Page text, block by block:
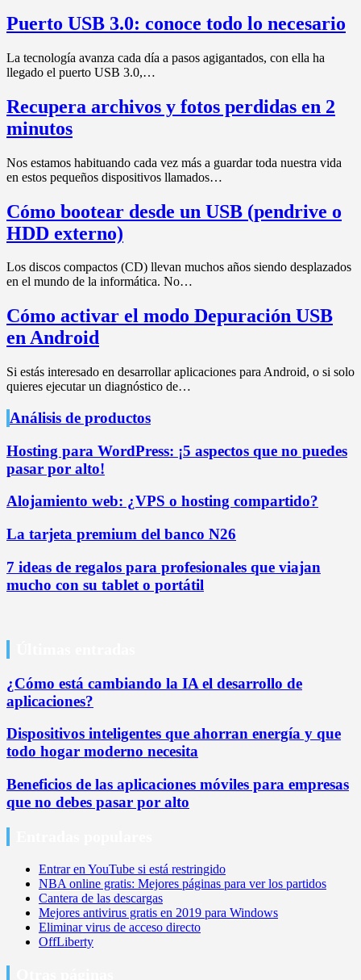
Puerto USB 3.0: conoce todo lo necesario
La tecnología avanza cada día a pasos agigantados, con ella ha
llegado el puerto USB 3.0,…
Recupera archivos y fotos perdidas en 2
minutos
Nos estamos habituando cada vez más a guardar toda nuestra vida
en estos pequeños dispositivos llamados…
Cómo bootear desde un USB (pendrive o
HDD externo)
Los discos compactos (CD) llevan muchos años siendo desplazados
en el mundo de la informática. No…
Cómo activar el modo Depuración USB
en Android
Si estás interesado en desarrollar aplicaciones para Android, o si solo
quieres ejecutar un diagnóstico de…
Análisis de productos
Hosting para WordPress: ¡5 aspectos que no puedes
pasar por alto!
Alojamiento web: ¿VPS o hosting compartido?
La tarjeta premium del banco N26
7 ideas de regalos para profesionales que viajan
mucho con su tablet o portátil
¿Cómo está cambiando la IA el desarrollo de
aplicaciones?
Dispositivos inteligentes que ahorran energía y que
todo hogar moderno necesita
Beneficios de las aplicaciones móviles para empresas
que no debes pasar por alto
Entrar en YouTube si está restringido
NBA online gratis: Mejores páginas para ver los partidos
Cantera de las descargas
Mejores antivirus gratis en 2019 para Windows
Eliminar virus de acceso directo
OffLiberty